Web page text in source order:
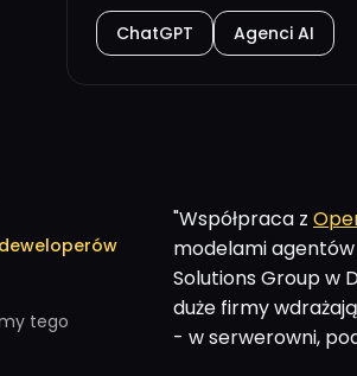
ChatGPT Agenci AI
tego
"Współpraca z
modelami
Solutions Group w
duże firmy
- w serwerowni,